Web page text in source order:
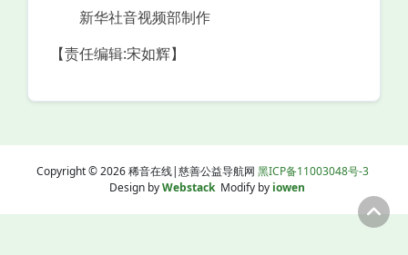
新华社音视频部制作
【责任编辑:宋如辉】
Copyright © 2026 稀音在线|慈善公益导航网 黑ICP备11003048号-3
Design byWebstackModify by iowen